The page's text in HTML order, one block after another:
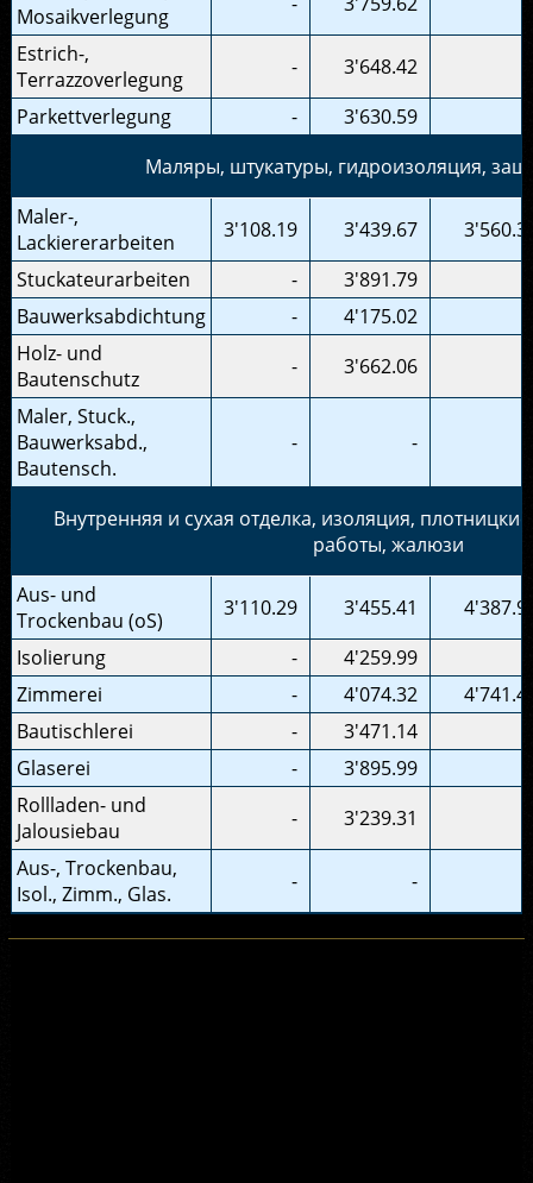
Mosaikverlegung
Estrich-,
Terrazzoverlegung
- 3'648.42
Parkettverlegung
- 3'630.59
Маляры, штукатуры, гидроизоляция,
Maler-,
Lackiererarbeiten
3'108.19 3'439.67
Stuckateurarbeiten
- 3'891.79
Bauwerksabdichtung
- 4'175.02
Holz- und
Bautenschutz
- 3'662.06
Maler, Stuck.,
Bauwerksabd.,
Bautensch.
- -
Внутренняя и сухая отделка, изоляция,
работы, жалюзи
Aus- und
Trockenbau (oS)
3'110.29 3'455.41
Isolierung
- 4'259.99
Zimmerei
- 4'074.32
Bautischlerei
- 3'471.14
Glaserei
- 3'895.99
Rollladen- und
Jalousiebau
- 3'239.31
Aus-, Trockenbau,
Isol., Zimm., Glas.
- -